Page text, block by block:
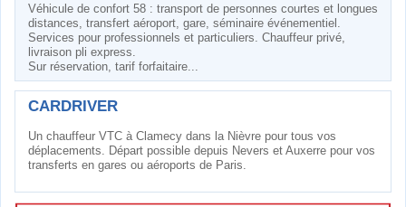
Véhicule de confort 58 : transport de personnes courtes et longues
distances, transfert aéroport, gare, séminaire événementiel.
Services pour professionnels et particuliers. Chauffeur privé,
livraison pli express.
Sur réservation, tarif forfaitaire...
CARDRIVER
Un chauffeur VTC à Clamecy dans la Nièvre pour tous vos
déplacements. Départ possible depuis Nevers et Auxerre pour vos
transferts en gares ou aéroports de Paris.